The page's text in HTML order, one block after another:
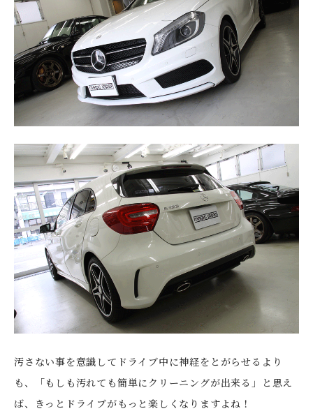
汚さない事を意識してドライブ中に神経をとがらせるより
も、「もしも汚れても簡単にクリーニングが出来る」と思え
ば、きっとドライブがもっと楽しくなりますよね！